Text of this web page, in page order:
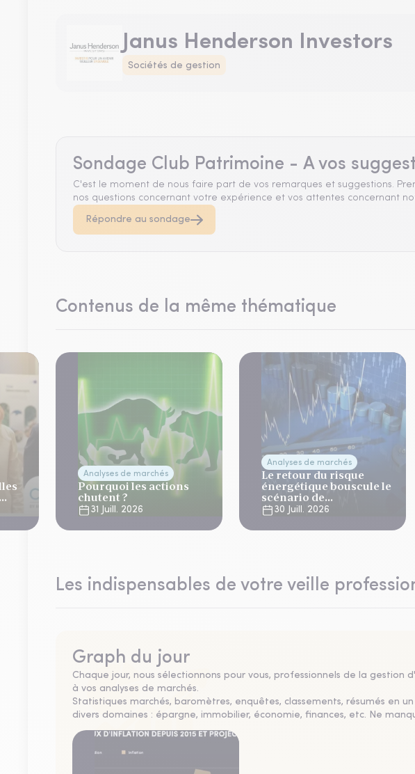
Janus Henderson Investors
Sociétés de gestion
Sondage Club Patrimoine - A vos
C'est le moment de nous faire part de vos remarques et suggestions.
nos questions concernant votre expérience et vos attentes concernant
Répondre au sondage
Contenus de la même thématique
Analyses de marchés
Pourquoi les actions
chutent ?
31 Juill. 2026
Analyses de marchés
Le retour du risque
énergétique bouscule le
scénario de
normalisation
30 Juill. 2026
Les indispensables de votre veille
Graph du jour
Chaque jour, nous sélectionnons pour vous, professionnels de la
à vos analyses de marchés.
Statistiques marchés, baromètres, enquêtes, classements, résumés en
divers domaines : épargne, immobilier, économie, finances, etc. Ne